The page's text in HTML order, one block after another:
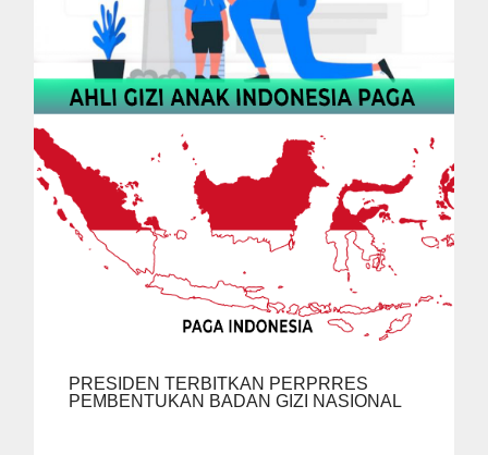
PRESIDEN TERBITKAN PERPRRES
PEMBENTUKAN BADAN GIZI NASIONAL